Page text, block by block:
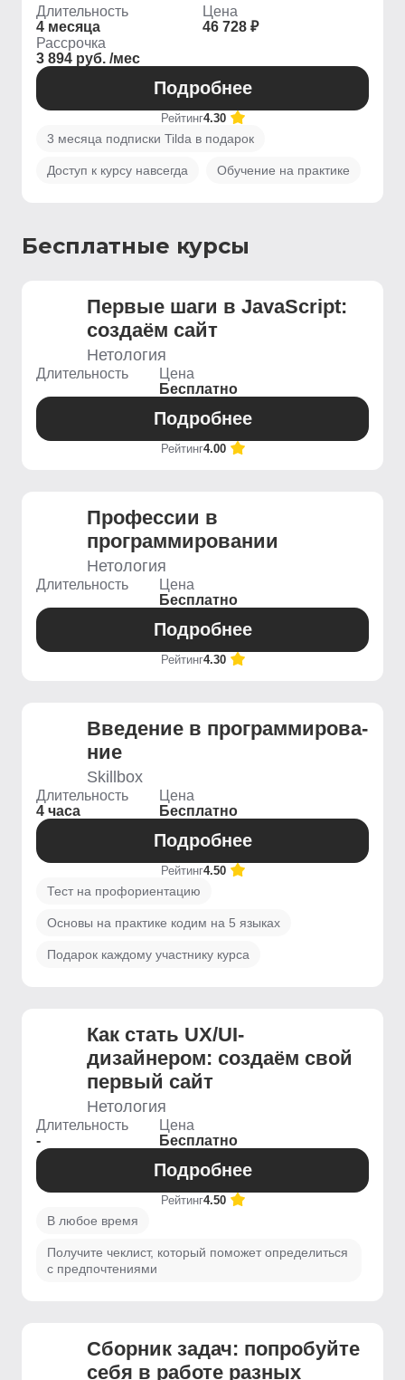
Длительность
4 месяца
Цена
46 728 ₽
Рассрочка
3 894 руб. /мес
Подробнее
Рейтинг4.30
3 месяца подписки Tilda в подарок
Доступ к курсу навсегда Обучение на практике
Бесплатные курсы
Первые шаги в JavaScript:
создаём сайт
Нетология
Длительность
Цена
Бесплатно
Подробнее
Рейтинг4.00
Профессии в
программировании
Нетология
Длительность
Цена
Бесплатно
Подробнее
Рейтинг4.30
Введение ­в программирова­
ние
Skillbox
Длительность
4 часа
Цена
Бесплатно
Подробнее
Рейтинг4.50
Тест на профориентацию
Основы на практике кодим на 5 языках
Подарок каждому участнику курса
Как стать UX/UI-
дизайнером: создаём свой
первый сайт
Нетология
Длительность
-
Цена
Бесплатно
Подробнее
Рейтинг4.50
В любое время
Получите чеклист, который поможет определиться
с предпочтениями
Сборник задач: попробуйте
себя в работе разных